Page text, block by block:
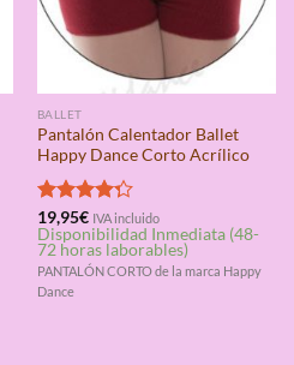
BALLET
Pantalón Calentador Ballet
Happy Dance Corto Acrílico
Valorado
con4.25
de 5
19,95€ IVA incluido
Disponibilidad Inmediata (48-
72 horas laborables)
PANTALÓN CORTO de la marca Happy
Dance